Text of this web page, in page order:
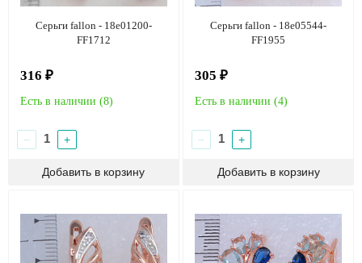
Серьги fallon - 18e01200-
FF1712
316 ₽
Есть в наличии (8)
− +
Серьги fallon - 18e05544-
FF1955
305 ₽
Есть в наличии (4)
− +